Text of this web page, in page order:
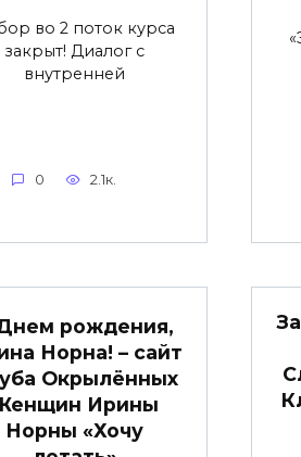
во 2 поток курса
закрыт! Диалог с
внутренней
0 2.1к.
рождения,
Норна! – сайт
Окрылённых
Ирины
Норны «Хочу